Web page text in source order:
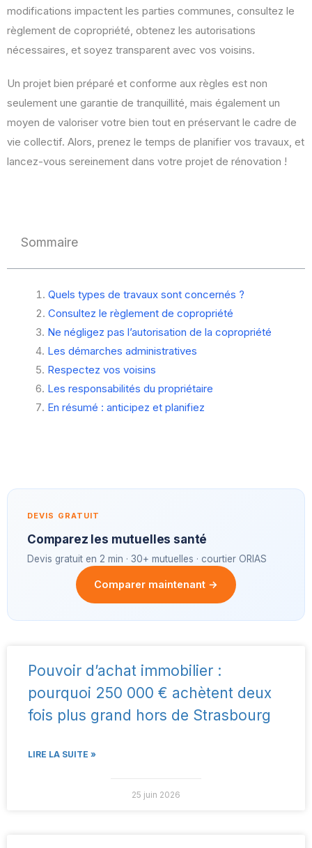
modifications impactent les parties communes, consultez le
règlement de copropriété, obtenez les autorisations
nécessaires, et soyez transparent avec vos voisins.
Un projet bien préparé et conforme aux règles est non
seulement une garantie de tranquillité, mais également un
moyen de valoriser votre bien tout en préservant le cadre de
vie collectif. Alors, prenez le temps de planifier vos travaux, et
lancez-vous sereinement dans votre projet de rénovation !
Sommaire
Quels types de travaux sont concernés ?
Consultez le règlement de copropriété
Ne négligez pas l’autorisation de la copropriété
Les démarches administratives
Respectez vos voisins
Les responsabilités du propriétaire
En résumé : anticipez et planifiez
DEVIS GRATUIT
Comparez les mutuelles santé
Devis gratuit en 2 min · 30+ mutuelles · courtier ORIAS
Comparer maintenant →
Pouvoir d’achat immobilier :
pourquoi 250 000 € achètent deux
fois plus grand hors de Strasbourg
LIRE LA SUITE »
25 juin 2026